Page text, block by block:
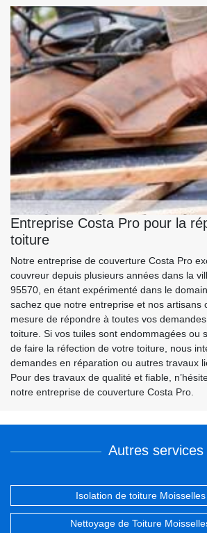
Entreprise Costa Pro pour la
toiture
Notre entreprise de couverture Costa Pro
couvreur depuis plusieurs années dans la
95570, en étant expérimenté dans le
sachez que notre entreprise et nos artisans
mesure de répondre à toutes vos
toiture. Si vos tuiles sont endommagées ou
de faire la réfection de votre toiture, nous
demandes en réparation ou autres travaux
Pour des travaux de qualité et fiable,
notre entreprise de couverture Costa Pro.
Autres services
Isolation de toiture
Nettoyage de Toiture